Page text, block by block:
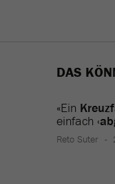
DAS
«Ein
einfach
Reto Suter